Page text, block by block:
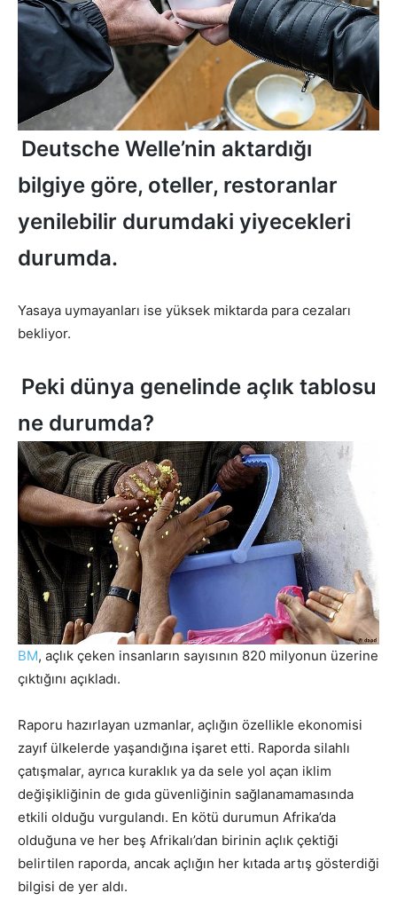
Deutsche Welle’nin aktardığı
bilgiye göre, oteller, restoranlar
yenilebilir durumdaki yiyecekleri
durumda.
Yasaya uymayanları ise yüksek miktarda para cezaları
bekliyor.
Peki dünya genelinde açlık tablosu
ne durumda?
BM, açlık çeken insanların sayısının 820 milyonun üzerine
çıktığını açıkladı.
Raporu hazırlayan uzmanlar, açlığın özellikle ekonomisi
zayıf ülkelerde yaşandığına işaret etti. Raporda silahlı
çatışmalar, ayrıca kuraklık ya da sele yol açan iklim
değişikliğinin de gıda güvenliğinin sağlanamamasında
etkili olduğu vurgulandı. En kötü durumun Afrika’da
olduğuna ve her beş Afrikalı’dan birinin açlık çektiği
belirtilen raporda, ancak açlığın her kıtada artış gösterdiği
bilgisi de yer aldı.